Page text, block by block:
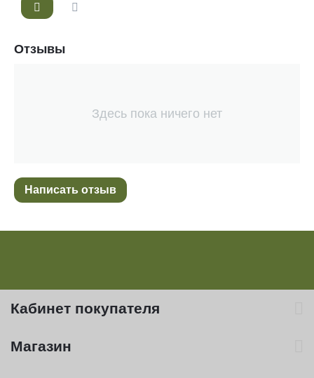
Отзывы
Здесь пока ничего нет
Написать отзыв
Кабинет покупателя
Магазин